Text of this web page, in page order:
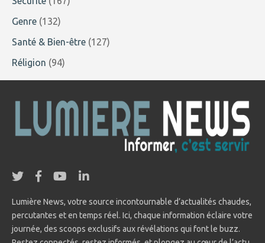
Genre (132)
Santé & Bien-être (127)
Réligion (94)
Lumière News, votre source incontournable d’actualités chaudes,
percutantes et en temps réel. Ici, chaque information éclaire votre
journée, des scoops exclusifs aux révélations qui font le buzz.